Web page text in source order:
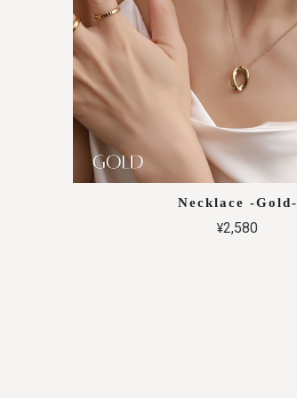
Necklace -Gold-
¥2,580